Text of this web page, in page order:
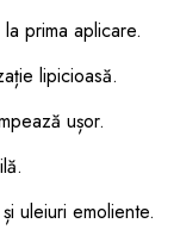
prima aplicare.
lipicioasă.
ușor.
uleiuri emoliente.